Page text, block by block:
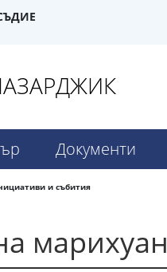
Документи
и събития